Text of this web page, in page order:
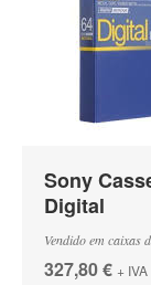
Sony
Digital
Vendido em caixas
327,80 € + IVA